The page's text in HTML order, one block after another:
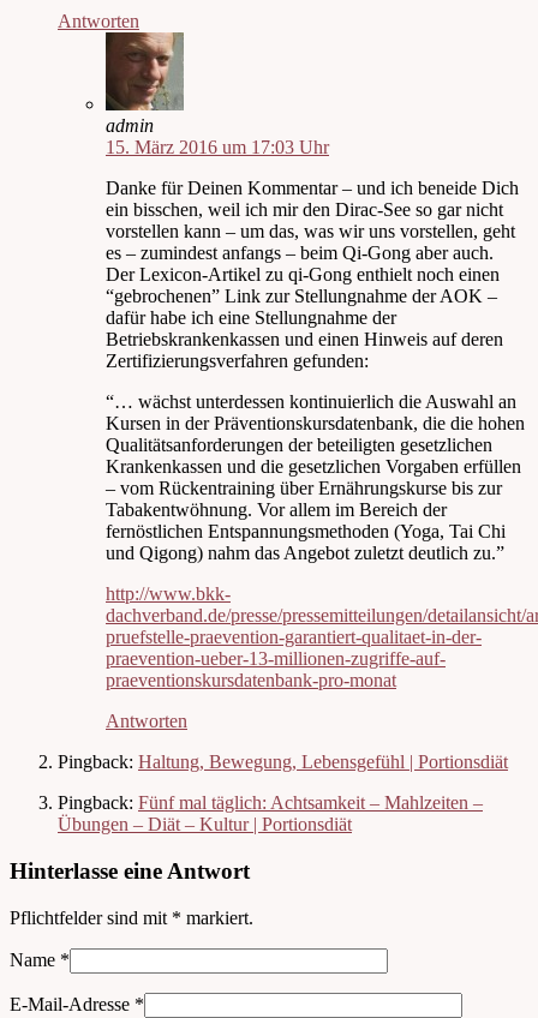
Antworten
admin
15. März 2016 um 17:03 Uhr
Danke für Deinen Kommentar – und ich beneide Dich
ein bisschen, weil ich mir den Dirac-See so gar nicht
vorstellen kann – um das, was wir uns vorstellen, geht
es – zumindest anfangs – beim Qi-Gong aber auch.
Der Lexicon-Artikel zu qi-Gong enthielt noch einen
“gebrochenen” Link zur Stellungnahme der AOK –
dafür habe ich eine Stellungnahme der
Betriebskrankenkassen und einen Hinweis auf deren
Zertifizierungsverfahren gefunden:
“… wächst unterdessen kontinuierlich die Auswahl an
Kursen in der Präventionskursdatenbank, die die hohen
Qualitätsanforderungen der beteiligten gesetzlichen
Krankenkassen und die gesetzlichen Vorgaben erfüllen
– vom Rückentraining über Ernährungskurse bis zur
Tabakentwöhnung. Vor allem im Bereich der
fernöstlichen Entspannungsmethoden (Yoga, Tai Chi
und Qigong) nahm das Angebot zuletzt deutlich zu.”
http://www.bkk-
dachverband.de/presse/pressemitteilungen/detailansicht/
pruefstelle-praevention-garantiert-qualitaet-in-der-
praevention-ueber-13-millionen-zugriffe-auf-
praeventionskursdatenbank-pro-monat
Antworten
Pingback: Haltung, Bewegung, Lebensgefühl | Portionsdiät
Pingback: Fünf mal täglich: Achtsamkeit – Mahlzeiten –
Übungen – Diät – Kultur | Portionsdiät
Hinterlasse eine Antwort
Pflichtfelder sind mit * markiert.
Name *
E-Mail-Adresse *